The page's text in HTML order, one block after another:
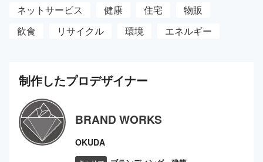
ネットサービス 健康 住宅
物販
飲食
リサイクル 環境 エネルギー
制作したプロデザイナー
BRAND WORKS
OKUDA